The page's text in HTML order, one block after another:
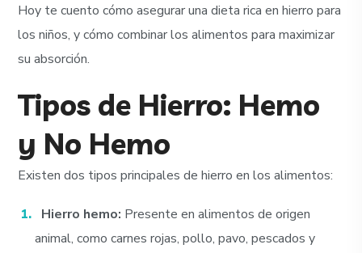
Hoy te cuento cómo asegurar una dieta rica en hierro para
los niños, y cómo combinar los alimentos para maximizar
su absorción.
Tipos de Hierro: Hemo
y No Hemo
Existen dos tipos principales de hierro en los alimentos:
Hierro hemo: Presente en alimentos de origen
animal, como carnes rojas, pollo, pavo, pescados y